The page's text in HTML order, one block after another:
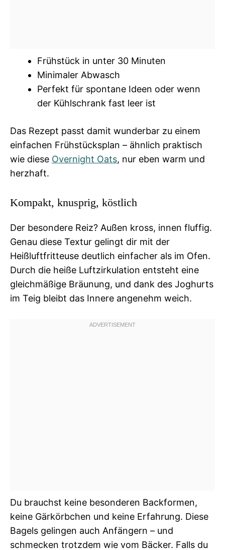
Frühstück in unter 30 Minuten
Minimaler Abwasch
Perfekt für spontane Ideen oder wenn
der Kühlschrank fast leer ist
Das Rezept passt damit wunderbar zu einem
einfachen Frühstücksplan – ähnlich praktisch
wie diese Overnight Oats, nur eben warm und
herzhaft.
Kompakt, knusprig, köstlich
Der besondere Reiz? Außen kross, innen fluffig.
Genau diese Textur gelingt dir mit der
Heißluftfritteuse deutlich einfacher als im Ofen.
Durch die heiße Luftzirkulation entsteht eine
gleichmäßige Bräunung, und dank des Joghurts
im Teig bleibt das Innere angenehm weich.
Du brauchst keine besonderen Backformen,
keine Gärkörbchen und keine Erfahrung. Diese
Bagels gelingen auch Anfängern – und
schmecken trotzdem wie vom Bäcker. Falls du